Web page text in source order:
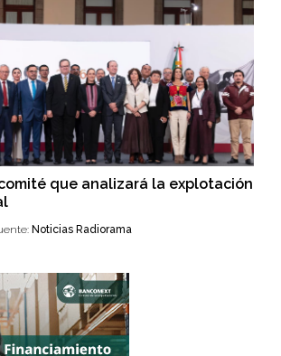
que analizará la explotación
Noticias Radiorama